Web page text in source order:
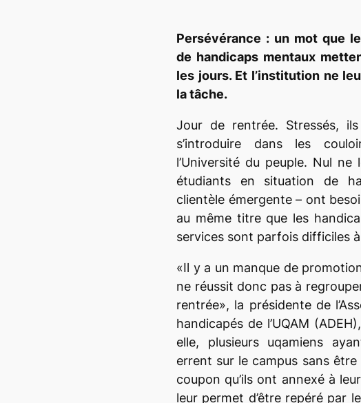
Persévérance : un mot que
de handicaps mentaux
les jours. Et l’institution ne
la tâche.
Jour de rentrée. Stressés,
s’introduire dans les
l’Université du peuple. Nul ne
étudiants en situation de
clientèle émergente – ont
au même titre que les
services sont parfois difficiles
«Il y a un manque de
ne réussit donc pas à
rentrée», la présidente de
handicapés de l’UQAM
elle, plusieurs uqamiens
errent sur le campus sans
coupon qu’ils ont annexé à
leur permet d’être repéré par